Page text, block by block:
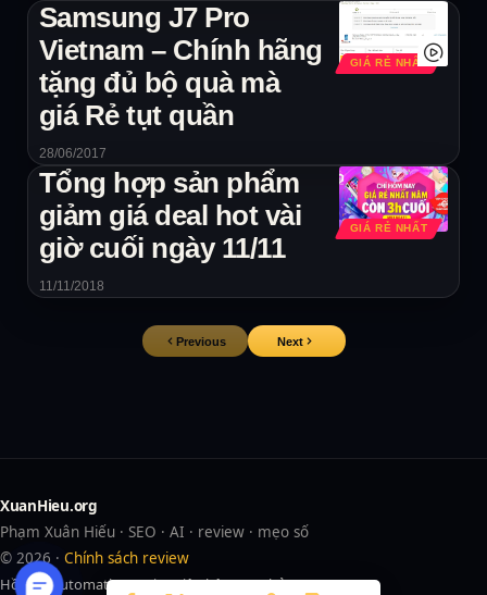
GIÁ RẺ NHẤT
Samsung J7 Pro
Vietnam – Chính hãng
tặng đủ bộ quà mà
giá Rẻ tụt quần
28/06/2017
GIÁ RẺ NHẤT
Tổng hợp sản phẩm
giảm giá deal hot vài
giờ cuối ngày 11/11
11/11/2018
Previous Next
XuanHieu.org
Phạm Xuân Hiếu · SEO · AI · review · mẹo số
© 2026 · Chính sách review
Hồ sơAIAutomationReviewLiên hệTrang chủ